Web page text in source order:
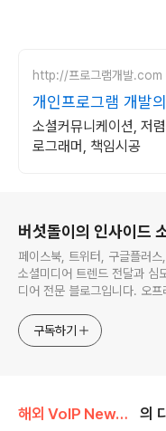
http://프로그램개발.com
개인프로그램 개발
소셜커뮤니케이션, 저
로그래머, 책임시공
버섯돌이의 인사이드
페이스북, 트위터, 구글플러
소셜미디어 트렌드 전달과 심
디어 전문 블로그입니다. 오
구독하기
해외 VoIP News/Social Communication 의